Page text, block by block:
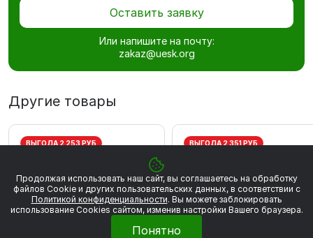
Оставить заявку
Или напишите на почту:
zakaz@uesk.org
Другие товары
ВЫГОДА 2 253 РУБ ВЫГОДА 2 351 РУБ
Продолжая использовать наш сайт, вы соглашаетесь на обработку
файлов Сookie и других пользовательских данных, в соответствии с
Политикой конфиденциальности. Вы можете заблокировать
использование Cookies сайтом, изменив настройки Вашего браузера.
Понятно